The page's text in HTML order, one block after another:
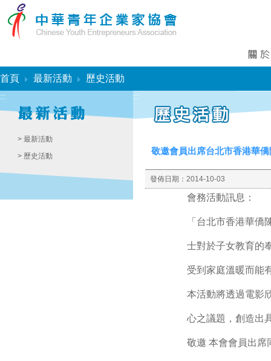
首頁 最新活動 歷史活動
:::
> 最新活動
> 歷史活動
:::
敬邀會員出席台北市香港華
發佈日期： 2014-10-03
會務活動訊息：
「台北市香港華
士對於子女教育的
受到家庭溫暖而能
本活動將透過電影
心之議題，創造出
敬邀 本會會員出席